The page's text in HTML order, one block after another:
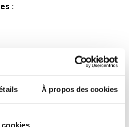
À propos des cookies
cookies
: